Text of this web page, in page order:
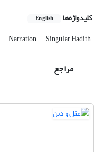
کلیدواژه‌ها English
Narration Singular Hadith
مراجع